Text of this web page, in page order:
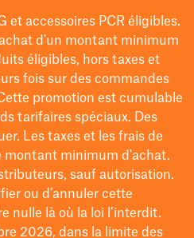
et accessoires PCR éligibles.
d'un montant minimum
éligibles, hors taxes et
fois sur des commandes
promotion est cumulable
tarifaires spéciaux. Des
Les taxes et les frais de
montant minimum d'achat.
sauf autorisation.
ou d’annuler cette
nulle là où la loi l’interdit.
2026, dans la limite des